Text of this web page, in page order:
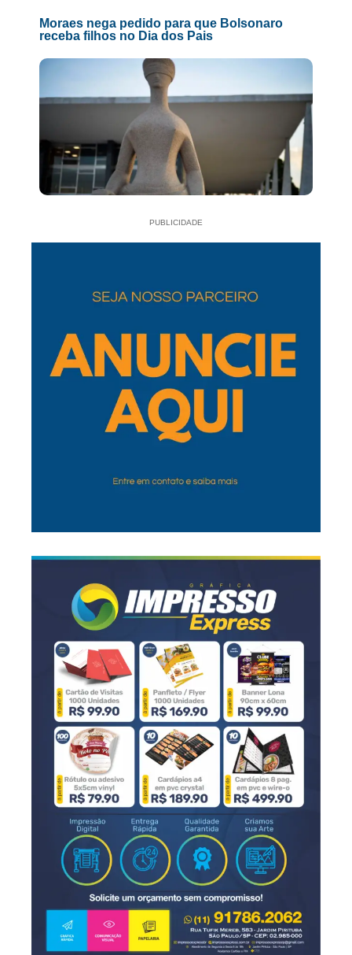
Moraes nega pedido para que Bolsonaro
receba filhos no Dia dos Pais
PUBLICIDADE